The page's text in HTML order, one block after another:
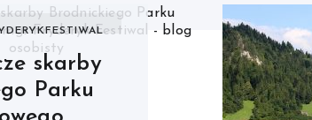
skarby
Parku